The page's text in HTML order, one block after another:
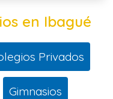
en Ibagué
Privados
Gimnasios